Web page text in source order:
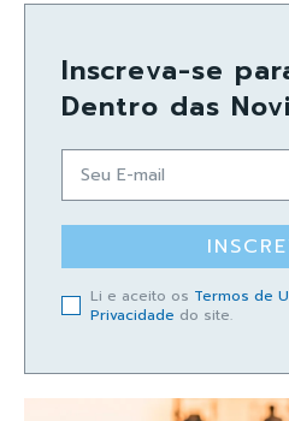
Inscreva-se
Dentro das
Li e aceito os Termos de
Privacidade do site.